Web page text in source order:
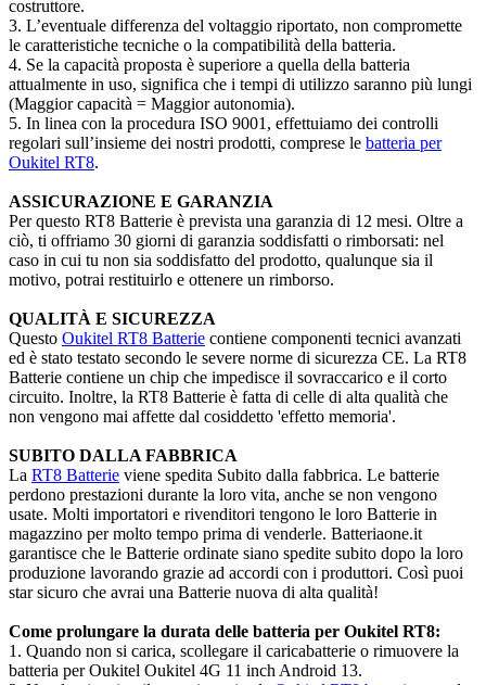
costruttore.
3. L’eventuale differenza del voltaggio riportato, non compromette
le caratteristiche tecniche o la compatibilità della batteria.
4. Se la capacità proposta è superiore a quella della batteria
attualmente in uso, significa che i tempi di utilizzo saranno più lungi
(Maggior capacità = Maggior autonomia).
5. In linea con la procedura ISO 9001, effettuiamo dei controlli
regolari sull’insieme dei nostri prodotti, comprese le batteria per
Oukitel RT8.
ASSICURAZIONE E GARANZIA
Per questo RT8 Batterie è prevista una garanzia di 12 mesi. Oltre a
ciò, ti offriamo 30 giorni di garanzia soddisfatti o rimborsati: nel
caso in cui tu non sia soddisfatto del prodotto, qualunque sia il
motivo, potrai restituirlo e ottenere un rimborso.
QUALITÀ E SICUREZZA
Questo Oukitel RT8 Batterie contiene componenti tecnici avanzati
ed è stato testato secondo le severe norme di sicurezza CE. La RT8
Batterie contiene un chip che impedisce il sovraccarico e il corto
circuito. Inoltre, la RT8 Batterie è fatta di celle di alta qualità che
non vengono mai affette dal cosiddetto 'effetto memoria'.
SUBITO DALLA FABBRICA
La RT8 Batterie viene spedita Subito dalla fabbrica. Le batterie
perdono prestazioni durante la loro vita, anche se non vengono
usate. Molti importatori e rivenditori tengono le loro Batterie in
magazzino per molto tempo prima di venderle. Batteriaone.it
garantisce che le Batterie ordinate siano spedite subito dopo la loro
produzione lavorando grazie ad accordi con i produttori. Così puoi
star sicuro che avrai una Batterie nuova di alta qualità!
Come prolungare la durata delle batteria per Oukitel RT8:
1. Quando non si carica, scollegare il caricabatterie o rimuovere la
batteria per Oukitel Oukitel 4G 11 inch Android 13.